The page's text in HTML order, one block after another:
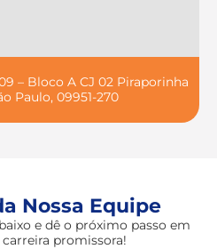
– Bloco A CJ 02 Piraporinha
Paulo, 09951-270
Nossa Equipe
e dê o próximo passo em
promissora!